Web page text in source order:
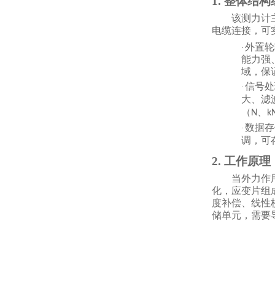
该测力计
电缆连接，可
· 外置
能力强
域，保
· 信号
大、滤
（N、
· 数据
调，可
2. 工作原理
当外力作
化，应变片组
度补偿、线性
储单元，需要